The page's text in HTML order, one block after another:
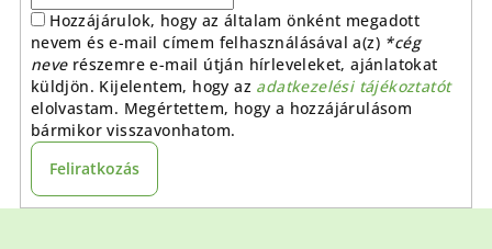
Hozzájárulok, hogy az általam önként megadott
nevem és e-mail címem felhasználásával a(z) *cég
neverészemre e-mail útján hírleveleket, ajánlatokat
küldjön. Kijelentem, hogy az adatkezelési tájékoztatót
elolvastam. Megértettem, hogy a hozzájárulásom
bármikor visszavonhatom.
Feliratkozás